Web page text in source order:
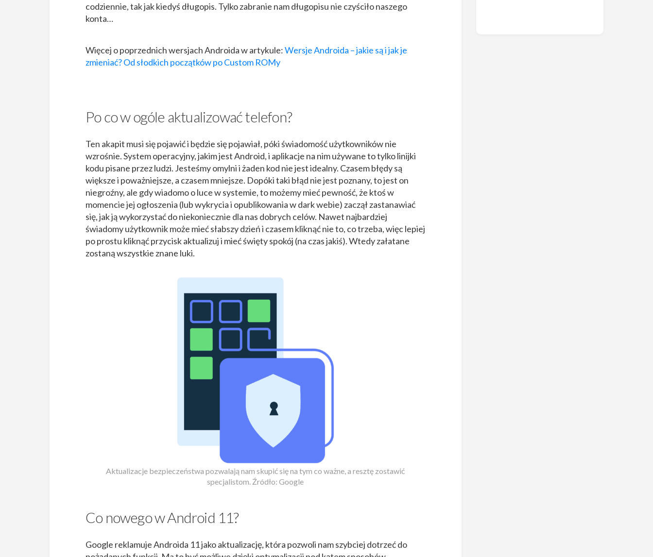
codziennie, tak jak kiedyś długopis. Tylko zabranie nam długopisu nie czyściło naszego
konta…
Więcej o poprzednich wersjach Androida w artykule:Wersje Androida – jakie są i jak je
zmieniać? Od słodkich początków po Custom ROMy
Po co w ogóle aktualizować telefon?
Ten akapit musi się pojawić i będzie się pojawiał, póki świadomość użytkowników nie
wzrośnie. System operacyjny, jakim jest Android, i aplikacje na nim używane to tylko linijki
kodu pisane przez ludzi. Jesteśmy omylni i żaden kod nie jest idealny. Czasem błędy są
większe i poważniejsze, a czasem mniejsze. Dopóki taki błąd nie jest poznany, to jest on
niegroźny, ale gdy wiadomo o luce w systemie, to możemy mieć pewność, że ktoś w
momencie jej ogłoszenia (lub wykrycia i opublikowania w dark webie) zaczął zastanawiać
się, jak ją wykorzystać do niekoniecznie dla nas dobrych celów. Nawet najbardziej
świadomy użytkownik może mieć słabszy dzień i czasem kliknąć nie to, co trzeba, więc lepiej
po prostu kliknąć przycisk aktualizuj i mieć święty spokój (na czas jakiś). Wtedy załatane
zostaną wszystkie znane luki.
Aktualizacje bezpieczeństwa pozwalają nam skupić się na tym co ważne, a resztę zostawić
specjalistom. Źródło: Google
Co nowego w Android 11?
Google reklamuje Androida 11 jako aktualizację, która pozwoli nam szybciej dotrzeć do